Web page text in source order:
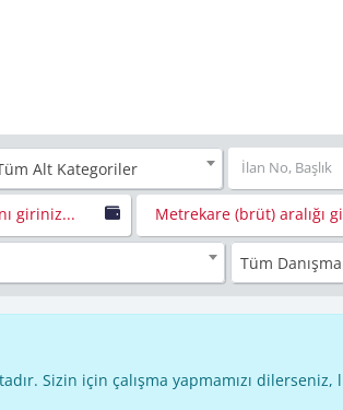
Alt Kategoriler
giriniz... Metrekare (brüt) aralığı
Tüm
Sizin için çalışma yapmamızı